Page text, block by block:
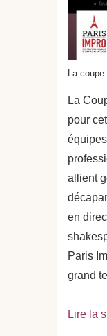
La
La
pour
allient
en
Paris
grand
Lire la